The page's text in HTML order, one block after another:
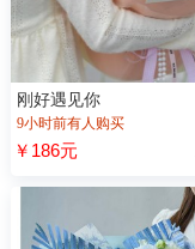
刚好遇见你
9小时前有人购买
￥186元